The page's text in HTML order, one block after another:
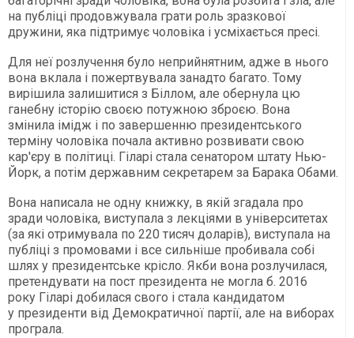
на публіці продовжувала грати роль зразкової
дружини, яка підтримує чоловіка і усміхається пресі.
Для неї розлучення було неприйнятним, адже в нього
вона вклала і пожертвувала занадто багато. Тому
вирішила залишитися з Біллом, але обернула цю
ганебну історію своєю потужною зброєю. Вона
змінила імідж і по завершенню президентського
терміну чоловіка почала активно розвивати свою
кар'єру в політиці. Гіларі стала сенатором штату Нью-
Йорк, а потім державним секретарем за Барака Обами.
Вона написала не одну книжку, в якій згадала про
зради чоловіка, виступала з лекціями в університетах
(за які отримувала по 220 тисяч доларів), виступала на
публіці з промовами і все сильніше пробивала собі
шлях у президентське крісло. Якби вона розлучилася,
претендувати на пост президента не могла б. 2016
року Гіларі добилася свого і стала кандидатом
у президенти від Демократичної партії, але на виборах
програла.